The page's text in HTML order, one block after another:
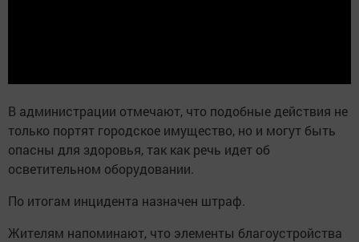
В администрации отмечают, что подобные действия не
только портят городское имущество, но и могут быть
опасны для здоровья, так как речь идет об
осветительном оборудовании.
По итогам инцидента назначен штраф.
Жителям напоминают, что элементы благоустройства